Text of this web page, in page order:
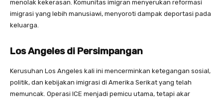
menolak kekerasan. Komunitas imigran menyerukan reformasi
imigrasi yang lebih manusiawi, menyoroti dampak deportasi pada
keluarga.
Los Angeles di Persimpangan
Kerusuhan Los Angeles kali ini mencerminkan ketegangan sosial,
politik, dan kebijakan imigrasi di Amerika Serikat yang telah
memuncak. Operasi ICE menjadi pemicu utama, tetapi akar